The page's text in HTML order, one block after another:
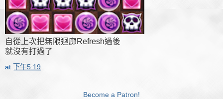
自從上次把無限迴廊Refresh過後
就沒有打過了
at 下午5:19
Become a Patron!